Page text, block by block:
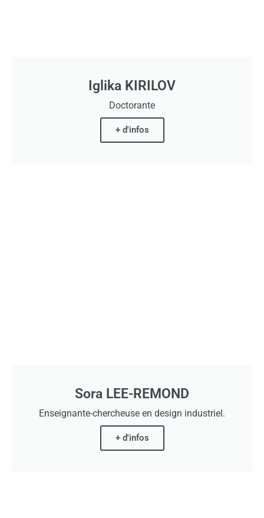
Iglika KIRILOV
Doctorante
+ d'infos
Sora LEE-REMOND
Enseignante-chercheuse en design industriel.
+ d'infos